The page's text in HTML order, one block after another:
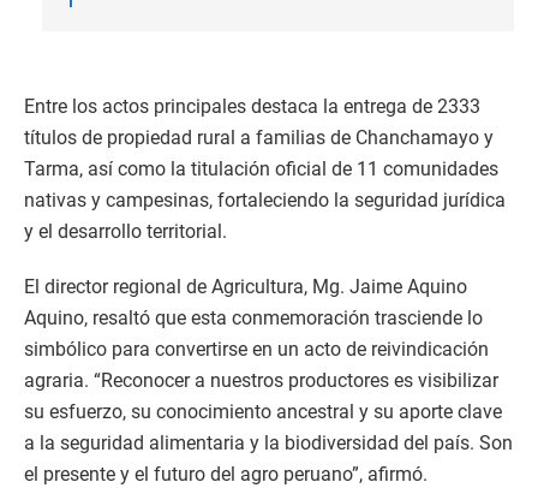
Entre los actos principales destaca la entrega de 2333
títulos de propiedad rural a familias de Chanchamayo y
Tarma, así como la titulación oficial de 11 comunidades
nativas y campesinas, fortaleciendo la seguridad jurídica
y el desarrollo territorial.
El director regional de Agricultura, Mg. Jaime Aquino
Aquino, resaltó que esta conmemoración trasciende lo
simbólico para convertirse en un acto de reivindicación
agraria. “Reconocer a nuestros productores es visibilizar
su esfuerzo, su conocimiento ancestral y su aporte clave
a la seguridad alimentaria y la biodiversidad del país. Son
el presente y el futuro del agro peruano”, afirmó.